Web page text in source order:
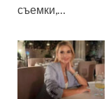
съемки,…